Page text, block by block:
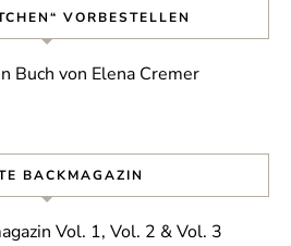
VORBESTELLEN
BACKMAGAZIN